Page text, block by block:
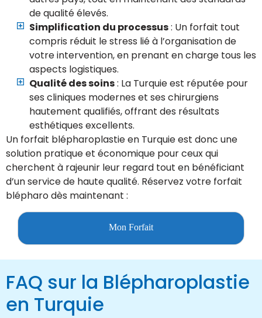
de qualité élevés.
Simplification du processus: Un forfait tout
compris réduit le stress lié à l’organisation de
votre intervention, en prenant en charge tous les
aspects logistiques.
Qualité des soins: La Turquie est réputée pour
ses cliniques modernes et ses chirurgiens
hautement qualifiés, offrant des résultats
esthétiques excellents.
Un forfait blépharoplastie en Turquie est donc une
solution pratique et économique pour ceux qui
cherchent à rajeunir leur regard tout en bénéficiant
d’un service de haute qualité. Réservez votre forfait
blépharo dès maintenant :
Mon Forfait
FAQ sur la Blépharoplastie
en Turquie